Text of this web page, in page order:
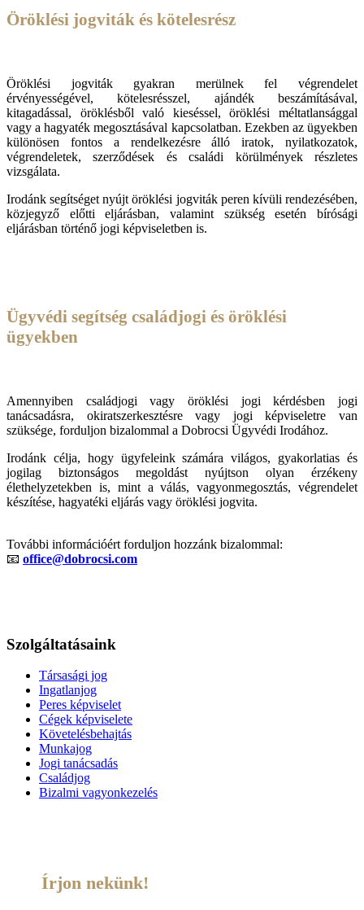
Öröklési jogviták és kötelesrész
Öröklési jogviták gyakran merülnek fel végrendelet
érvényességével, kötelesrésszel, ajándék beszámításával,
kitagadással, öröklésből való kieséssel, öröklési méltatlansággal
vagy a hagyaték megosztásával kapcsolatban. Ezekben az ügyekben
különösen fontos a rendelkezésre álló iratok, nyilatkozatok,
végrendeletek, szerződések és családi körülmények részletes
vizsgálata.
Irodánk segítséget nyújt öröklési jogviták peren kívüli rendezésében,
közjegyző előtti eljárásban, valamint szükség esetén bírósági
eljárásban történő jogi képviseletben is.
Ügyvédi segítség családjogi és öröklési
ügyekben
Amennyiben családjogi vagy öröklési jogi kérdésben jogi
tanácsadásra, okiratszerkesztésre vagy jogi képviseletre van
szüksége, forduljon bizalommal a Dobrocsi Ügyvédi Irodához.
Irodánk célja, hogy ügyfeleink számára világos, gyakorlatias és
jogilag biztonságos megoldást nyújtson olyan érzékeny
élethelyzetekben is, mint a válás, vagyonmegosztás, végrendelet
készítése, hagyatéki eljárás vagy öröklési jogvita.
További információért forduljon hozzánk bizalommal:
📧 office@dobrocsi.com
Szolgáltatásaink
Társasági jog
Ingatlanjog
Peres képviselet
Cégek képviselete
Követelésbehajtás
Munkajog
Jogi tanácsadás
Családjog
Bizalmi vagyonkezelés
Írjon nekünk!